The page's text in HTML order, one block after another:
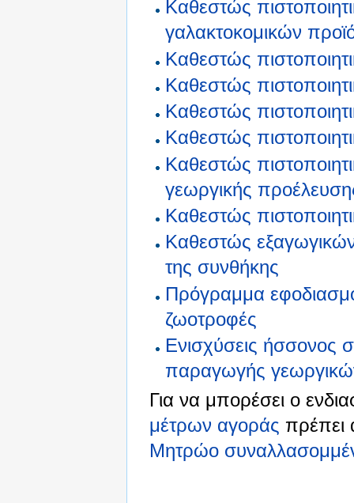
Καθεστώς
γαλακτοκομικών
Καθεστώς
Καθεστώς
Καθεστώς
Καθεστώς
Καθεστώς
γεωργικής
Καθεστώς
Καθεστώς
της συνθήκης
Πρόγραμμα
ζωοτροφές
Ενισχύσεις ήσσονος
παραγωγής
Για να μπορέσει ο
μέτρων αγοράς πρέπει
Μητρώο